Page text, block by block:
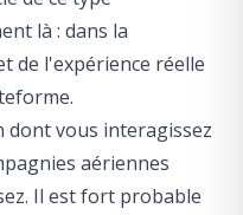
là : dans la
de l'expérience réelle
dont vous interagissez
aériennes
Il est fort probable